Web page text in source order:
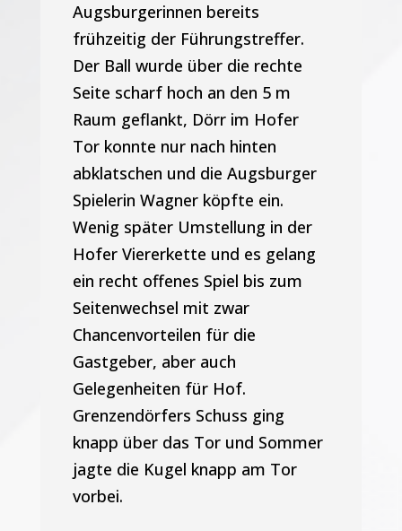
Augsburgerinnen bereits
frühzeitig der Führungstreffer.
Der Ball wurde über die rechte
Seite scharf hoch an den 5 m
Raum geflankt, Dörr im Hofer
Tor konnte nur nach hinten
abklatschen und die Augsburger
Spielerin Wagner köpfte ein.
Wenig später Umstellung in der
Hofer Viererkette und es gelang
ein recht offenes Spiel bis zum
Seitenwechsel mit zwar
Chancenvorteilen für die
Gastgeber, aber auch
Gelegenheiten für Hof.
Grenzendörfers Schuss ging
knapp über das Tor und Sommer
jagte die Kugel knapp am Tor
vorbei.